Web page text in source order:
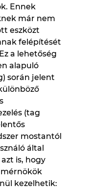
Ennek
már nem
eszközt
felépítését
a lehetőség
alapuló
során jelent
(tag
mostantól
által
is, hogy
mérnökök
kezelhetik: